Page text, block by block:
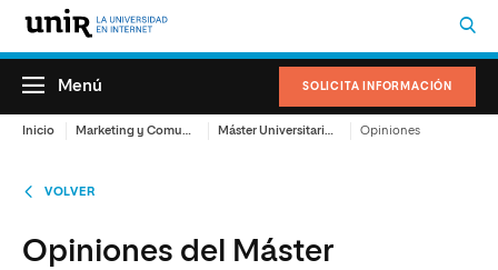
SOLICITA INFORMACIÓN
Menú
Inicio Opiniones
VOLVER
Opiniones del Máster